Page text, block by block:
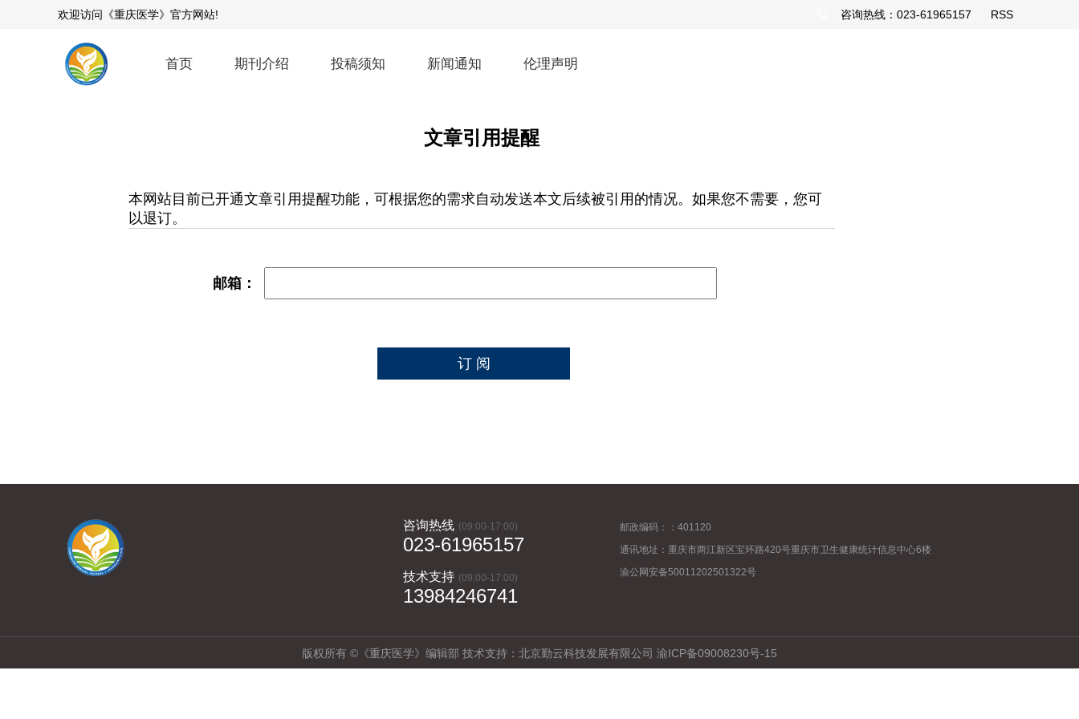
欢迎访问《重庆医学》官方网站! 咨询热线：023-61965157 RSS
首页 期刊介绍 投稿须知 新闻通知 伦理声明
文章引用提醒
本网站目前已开通文章引用提醒功能，可根据您的需求自动发送本文后续被引用的情况。如果您不需要，您可
以退订。
邮箱：
咨询热线 (09:00-17:00)
023-61965157
技术支持 (09:00-17:00)
13984246741
邮政编码：：401120
通讯地址：重庆市两江新区宝环路420号重庆市卫生健康统计信息中心6楼
渝公网安备50011202501322号
版权所有 ©《重庆医学》编辑部 技术支持：北京勤云科技发展有限公司 渝ICP备09008230号-15